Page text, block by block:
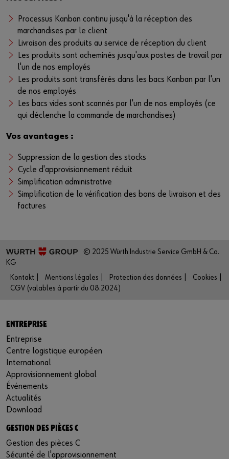
ou alors
Voulez-vous devenir client en ligne ?
Inscrivez-vous en seulement trois étapes pour bénéficier de
l'ensemble des fonctionnalités de la boutique
Ventes aux professionnels uniquement
Responsabilité
Contact
Processus Kanban continu jusqu'à la réception des
marchandises par le client
Livraison des produits au service de réception du client
Les produits sont acheminés jusqu'aux postes de travail par
l'un de nos employés
Les produits sont transférés dans les bacs Kanban par l'un
de nos employés
Les bacs vides sont scannés par l'un de nos employés (ce
qui déclenche la commande de marchandises)
Vos avantages :
Suppression de la gestion des stocks
Cycle d'approvisionnement réduit
Simplification administrative
Simplification de la vérification des bons de livraison et des
factures
© 2025 Würth Industrie Service GmbH & Co.
KG
Kontakt |
Mentions légales | Protection des données |
Cookies |
CGV (valables à partir du 08.2024)
ENTREPRISE
Entreprise
Centre logistique européen
International
Approvisionnement global
Événements
Actualités
Download
GESTION DES PIÈCES C
Gestion des pièces C
Sécurité de l'approvisionnement